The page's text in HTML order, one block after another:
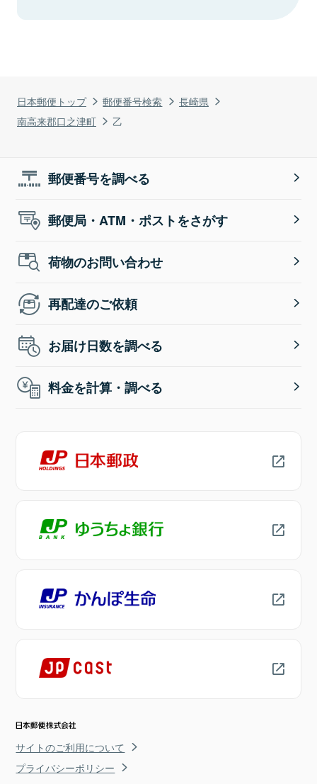
日本郵便トップ 郵便番号検索
長崎県
南高来郡口之津町
乙
郵便番号を調べる
郵便局・ATM・ポストをさがす
荷物のお問い合わせ
再配達のご依頼
お届け日数を調べる
料金を計算・調べる
サイトのご利用について
プライバシーポリシー